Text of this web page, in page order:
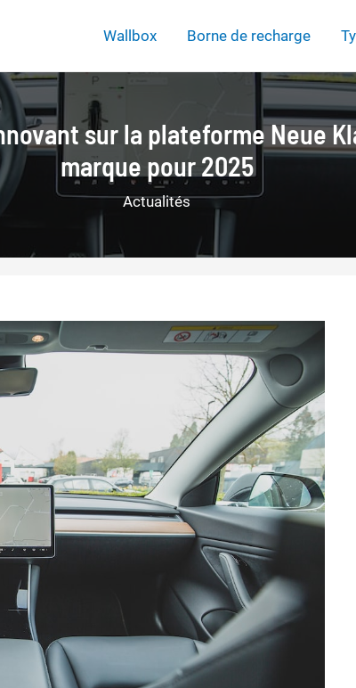
Wallbox Borne de recharge
sur la plateforme Neue
marque pour 2025
Actualités